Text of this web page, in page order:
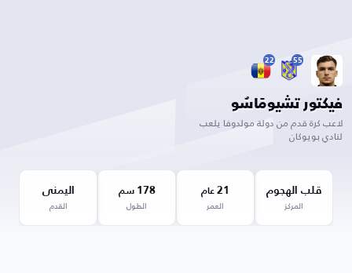
55
22
فيكتور تشيومَاسُو
لاعب كرة قدم من دولة مولدوفا يلعب
لنادي بويوكان
قلب الهجوم
المركز
21 عام
العمر
178 سم
الطول
اليمنى
القدم